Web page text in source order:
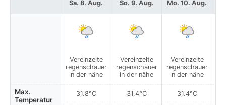
Max.
Temperatur
Sa. 8. Aug.
Vereinzelte
regenschauer
in der nähe
31.8°C
So. 9. Aug.
Vereinzelte
regenschauer
in der nähe
31.4°C
Mo. 10. Aug.
Vereinzelte
regenschauer
in der nähe
31.4°C